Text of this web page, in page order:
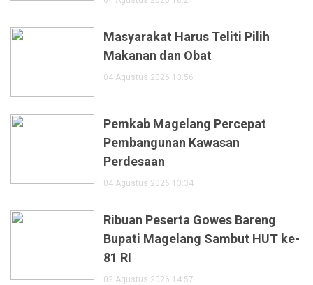
Masyarakat Harus Teliti Pilih
Makanan dan Obat
04 Agustus 2026 13:56
Pemkab Magelang Percepat
Pembangunan Kawasan
Perdesaan
04 Agustus 2026 13:34
Ribuan Peserta Gowes Bareng
Bupati Magelang Sambut HUT ke-
81 RI
02 Agustus 2026 14:57